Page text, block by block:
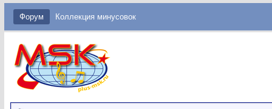
Форум Коллекция минусовок